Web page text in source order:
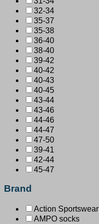
32-34
35-37
35-38
36-40
38-40
39-42
40-42
40-43
40-45
43-44
43-46
44-46
44-47
47-50
39-41
42-44
45-47
Brand
Action Sportswear
AMPO socks